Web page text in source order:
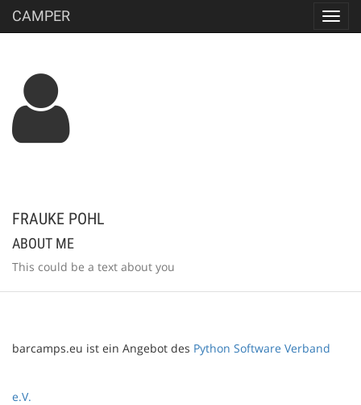
CAMPER
FRAUKE POHL
ABOUT ME
This could be a text about you
barcamps.eu ist ein Angebot des Python Software Verband
e.V.